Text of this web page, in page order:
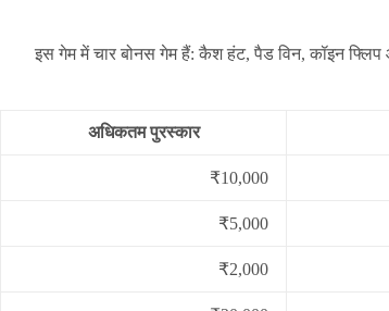
इस गेम में चार बोनस गेम हैं: कैश हंट, पैड विन, कॉइन फ्लिप
अधिकतम पुरस्कार
₹10,000
₹5,000
₹2,000